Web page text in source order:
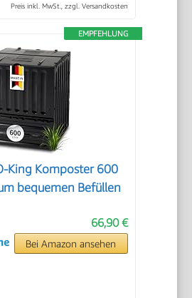
Preis inkl. MwSt., zzgl. Versandkosten
EMPFEHLUNG
King Komposter 600
bequemen Befüllen
66,90 €
Bei Amazon ansehen